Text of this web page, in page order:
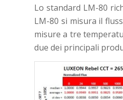
Lo standard LM-80
LM-80 si misura il
misure a tre
due dei principali